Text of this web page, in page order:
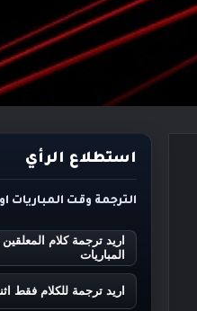
استطلاع الرأي
الترجمة وقت المباريات او
اريد ترجمة كلام المعلقين
المباريات
اريد ترجمة للكلام فقط